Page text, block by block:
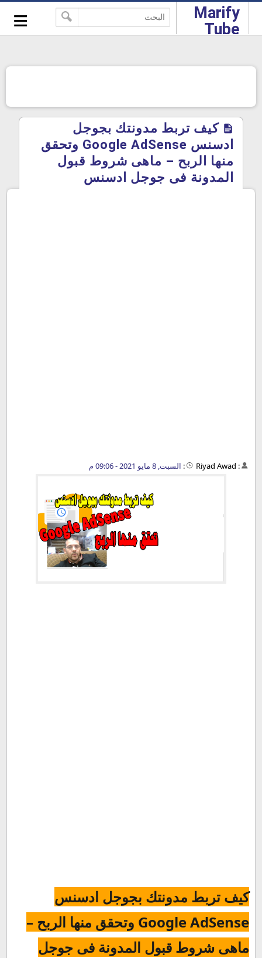
Marify
Tube
≡
كيف تربط مدونتك بجوجل
ادسنس Google AdSense وتحقق
منها الربح – ماهى شروط قبول
المدونة فى جوجل ادسنس
:
Riyad Awad
: السبت, 8 مايو 2021 - 09:06 م
كيف تربط مدونتك بجوجل ادسنس
Google AdSense وتحقق منها الربح –
ماهى شروط قبول المدونة فى جوجل